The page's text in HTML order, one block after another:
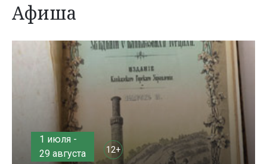
Афиша
1 июля -
29 августа
12+